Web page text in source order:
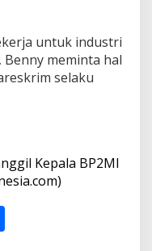
untuk industri
meminta hal
selaku
Kepala BP2MI